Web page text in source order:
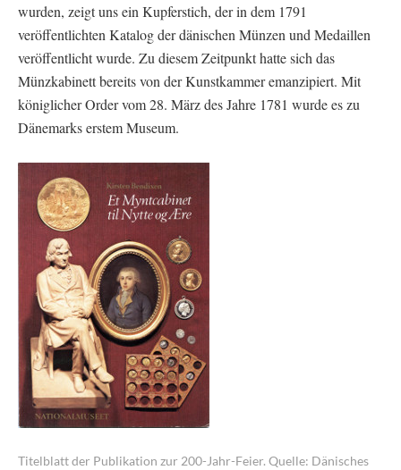
wurden, zeigt uns ein Kupferstich, der in dem 1791
veröffentlichten Katalog der dänischen Münzen und Medaillen
veröffentlicht wurde. Zu diesem Zeitpunkt hatte sich das
Münzkabinett bereits von der Kunstkammer emanzipiert. Mit
königlicher Order vom 28. März des Jahre 1781 wurde es zu
Dänemarks erstem Museum.
Titelblatt der Publikation zur 200-Jahr-Feier. Quelle: Dänisches